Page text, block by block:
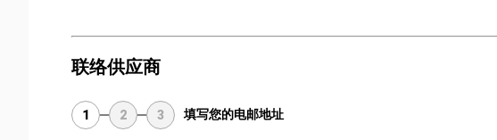
联络供应商
1 2 3 填写您的电邮地址